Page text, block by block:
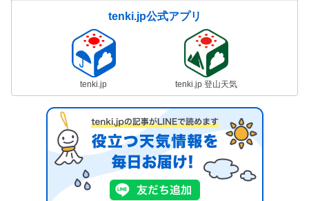
tenki.jp公式アプリ
tenki.jp tenki.jp 登山天気